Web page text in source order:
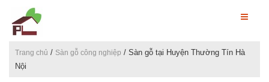
Trang chủ / Sàn gỗ công nghiệp / Sàn gỗ tại Huyện Thường Tín Hà
Nội